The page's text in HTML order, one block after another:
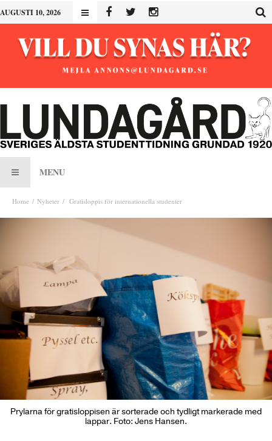
AUGUSTI 10, 2026
MENU
Home Nyheter Gratisloppis för internationella studenter
Prylarna för gratisloppisen är sorterade och tydligt markerade med
lappar. Foto: Jens Hansen.